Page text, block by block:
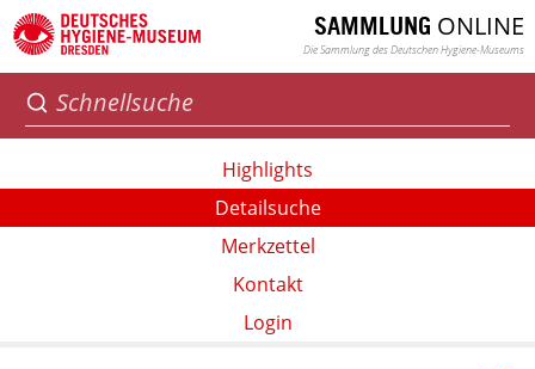
SAMMLUNG ONLINE
Die Sammlung des Deutschen Hygiene-Museums
Highlights
Detailsuche
Merkzettel
Kontakt
Login